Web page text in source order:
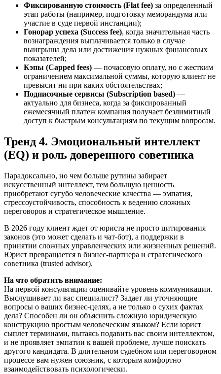
Фиксированную стоимость (Flat fee) за определенный
этап работы (например, подготовку меморандума или
участие в суде первой инстанции);
Гонорар успеха (Success fee), когда значительная часть
вознаграждения выплачивается только в случае
выигрыша дела или достижения нужных финансовых
показателей;
Кэпы (Capped fees) — почасовую оплату, но с жестким
ограничением максимальной суммы, которую клиент не
превысит ни при каких обстоятельствах;
Подписочные сервисы (Subscription based) —
актуально для бизнеса, когда за фиксированный
ежемесячный платеж компания получает безлимитный
доступ к быстрым консультациям по текущим вопросам.
Тренд 4. Эмоциональный интеллект
(EQ) и роль доверенного советника
Парадоксально, но чем больше рутины забирает
искусственный интеллект, тем большую ценность
приобретают сугубо человеческие качества — эмпатия,
стрессоустойчивость, способность к ведению сложных
переговоров и стратегическое мышление.
В 2026 году клиент ждет от юриста не просто цитирования
законов (это может сделать и чат-бот), а поддержки в
принятии сложных управленческих или жизненных решений.
Юрист превращается в бизнес-партнера и стратегического
советника (trusted advisor).
На что обратить внимание:
На первой консультации оценивайте уровень коммуникации.
Выслушивает ли вас специалист? Задает ли уточняющие
вопросы о ваших бизнес-целях, а не только о сухих фактах
дела? Способен ли он объяснить сложную юридическую
конструкцию простым человеческим языком? Если юрист
сыплет терминами, пытаясь подавить вас своим интеллектом,
и не проявляет эмпатии к вашей проблеме, лучше поискать
другого кандидата. В длительном судебном или переговорном
процессе вам нужен союзник, с которым комфортно
взаимодействовать психологически.